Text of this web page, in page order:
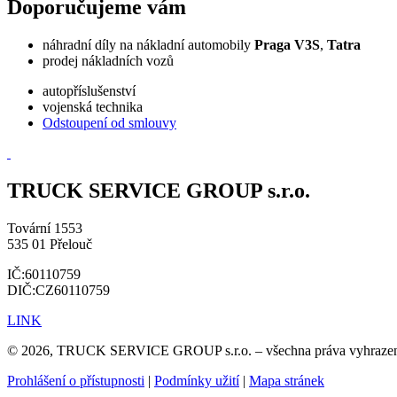
Doporučujeme vám
náhradní díly na nákladní automobily Praga V3S, Tatra
prodej nákladních vozů
autopříslušenství
vojenská technika
Odstoupení od smlouvy
TRUCK SERVICE GROUP s.r.o.
Tovární 1553
535 01 Přelouč
IČ:60110759
DIČ:CZ60110759
LINK
© 2026, TRUCK SERVICE GROUP s.r.o. – všechna práva
Prohlášení o přístupnosti | Podmínky užití| Mapa stránek